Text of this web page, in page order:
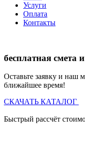
Услуги
Оплата
Контакты
бесплатная смета
Оставьте заявку и наш
ближайшее время!
СКАЧАТЬ КАТАЛОГ
Быстрый рассчёт